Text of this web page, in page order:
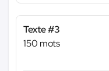
Texte #3
150 mots